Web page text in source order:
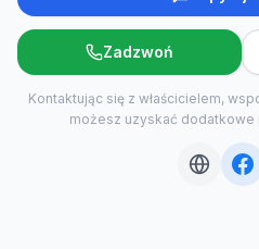
Zadzwoń
Kontaktując się z właścicielem,
możesz uzyskać dodatkowe